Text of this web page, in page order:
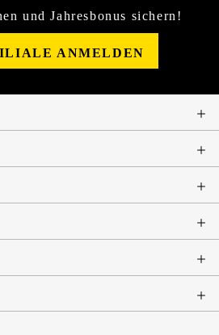
und Jahresbonus sichern!
ANMELDEN